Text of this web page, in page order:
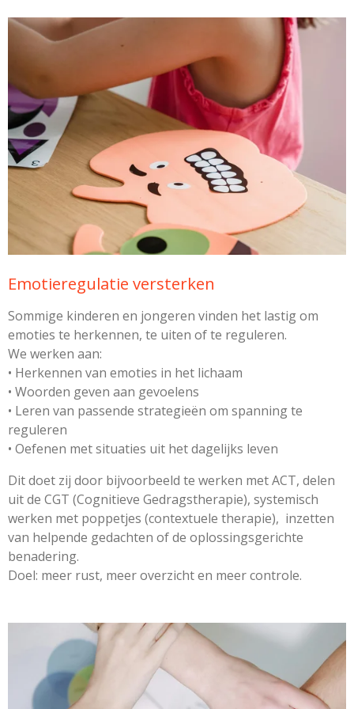
Emotieregulatie versterken
Sommige kinderen en jongeren vinden het lastig om
emoties te herkennen, te uiten of te reguleren.
We werken aan:
• Herkennen van emoties in het lichaam
• Woorden geven aan gevoelens
• Leren van passende strategieën om spanning te
reguleren
• Oefenen met situaties uit het dagelijks leven
Dit doet zij door bijvoorbeeld te werken met ACT, delen
uit de CGT (Cognitieve Gedragstherapie), systemisch
werken met poppetjes (contextuele therapie), inzetten
van helpende gedachten of de oplossingsgerichte
benadering.
Doel: meer rust, meer overzicht en meer controle.